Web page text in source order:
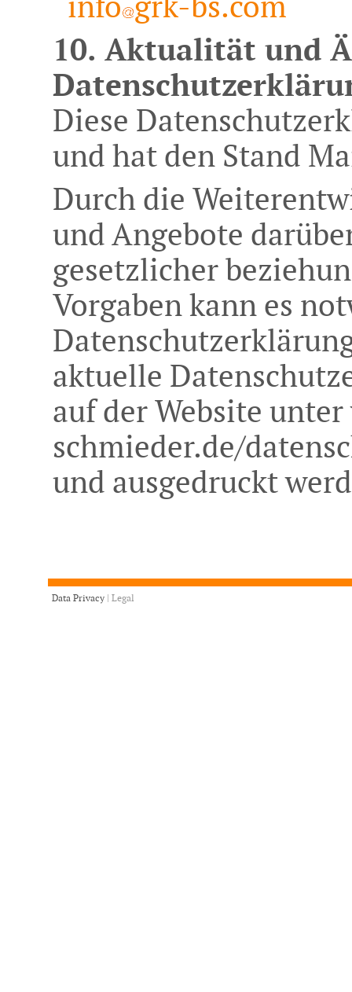
10. Aktualität und
Diese
und hat den Stand
Durch die
und Angebote
gesetzlicher
Vorgaben kann es
aktuelle
auf der Website
schmieder.de/
und ausgedruckt
Data Privacy| Legal